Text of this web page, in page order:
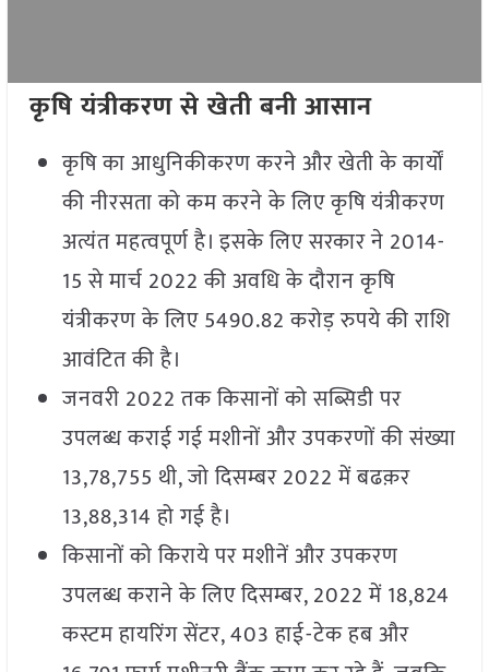
कृषि यंत्रीकरण से खेती बनी आसान
कृषि का आधुनिकीकरण करने और खेती के कार्यों
की नीरसता को कम करने के लिए कृषि यंत्रीकरण
अत्यंत महत्वपूर्ण है। इसके लिए सरकार ने 2014-
15 से मार्च 2022 की अवधि के दौरान कृषि
यंत्रीकरण के लिए 5490.82 करोड़ रुपये की राशि
आवंटित की है।
जनवरी 2022 तक किसानों को सब्सिडी पर
उपलब्ध कराई गई मशीनों और उपकरणों की संख्या
13,78,755 थी, जो दिसम्बर 2022 में बढक़र
13,88,314 हो गई है।
किसानों को किराये पर मशीनें और उपकरण
उपलब्ध कराने के लिए दिसम्बर, 2022 में 18,824
कस्टम हायरिंग सेंटर, 403 हाई-टेक हब और